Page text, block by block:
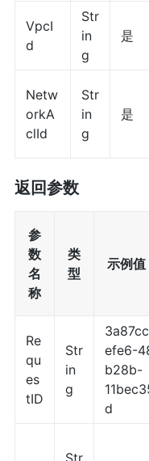
VpcI
d
Str
in
g
是
Netw
orkA
clId
Str
in
g
是
返回参数
参
数
名
称
类
型
示例值
Re
qu
es
tID
Str
in
g
efe6-
b28b-
d